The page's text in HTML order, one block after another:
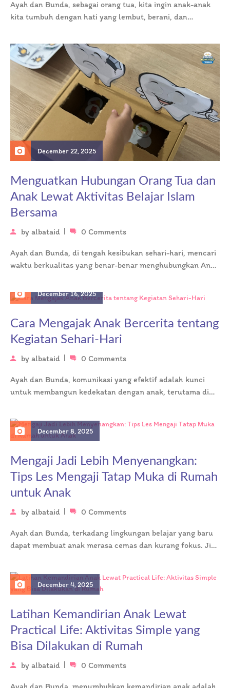
Ayah dan Bunda, sebagai orang tua, kita ingin anak-anak
kita tumbuh dengan hati yang lembut, berani, dan
December 22, 2025
Menguatkan Hubungan Orang Tua dan
Anak Lewat Aktivitas Belajar Islam
Bersama
by albataid 0 Comments
Ayah dan Bunda, di tengah kesibukan sehari-hari, mencari
waktu berkualitas yang benar-benar menghubungkan Anda
December 16, 2025
Cara Mengajak Anak Bercerita tentang
Kegiatan Sehari-Hari
by albataid 0 Comments
Ayah dan Bunda, komunikasi yang efektif adalah kunci
untuk membangun kedekatan dengan anak, terutama di
December 8, 2025
Mengaji Jadi Lebih Menyenangkan:
Tips Les Mengaji Tatap Muka di Rumah
untuk Anak
by albataid 0 Comments
Ayah dan Bunda, terkadang lingkungan belajar yang baru
dapat membuat anak merasa cemas dan kurang fokus. Jika
December 4, 2025
Latihan Kemandirian Anak Lewat
Practical Life: Aktivitas Simple yang
Bisa Dilakukan di Rumah
by albataid 0 Comments